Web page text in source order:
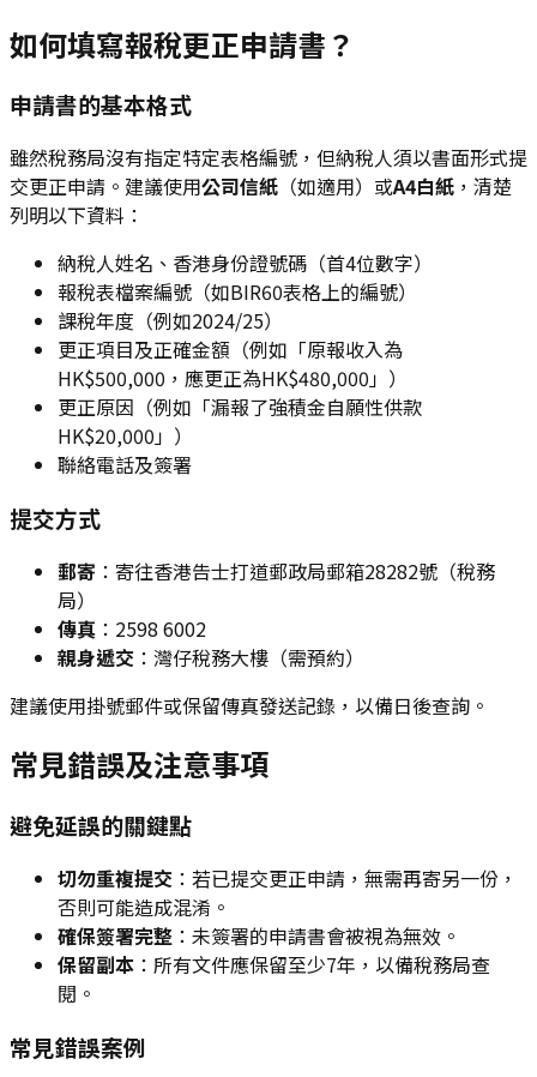
如何填寫報稅更正申請書？
申請書的基本格式
雖然稅務局沒有指定特定表格編號，但納稅人須以書面形式提
交更正申請。建議使用公司信紙 （如適用）或A4白紙 ，清楚
列明以下資料：
納稅人姓名、香港身份證號碼（首4位數字）
報稅表檔案編號（如BIR60表格上的編號）
課稅年度（例如2024/25）
更正項目及正確金額（例如「原報收入為
HK$500,000，應更正為HK$480,000」）
更正原因（例如「漏報了強積金自願性供款
HK$20,000」）
聯絡電話及簽署
提交方式
郵寄 ：寄往香港告士打道郵政局郵箱28282號（稅務
局）
傳真 ：2598 6002
親身遞交 ：灣仔稅務大樓（需預約）
建議使用掛號郵件或保留傳真發送記錄，以備日後查詢。
常見錯誤及注意事項
避免延誤的關鍵點
切勿重複提交 ：若已提交更正申請，無需再寄另一份，
否則可能造成混淆。
確保簽署完整 ：未簽署的申請書會被視為無效。
保留副本 ：所有文件應保留至少7年，以備稅務局查
閱。
常見錯誤案例